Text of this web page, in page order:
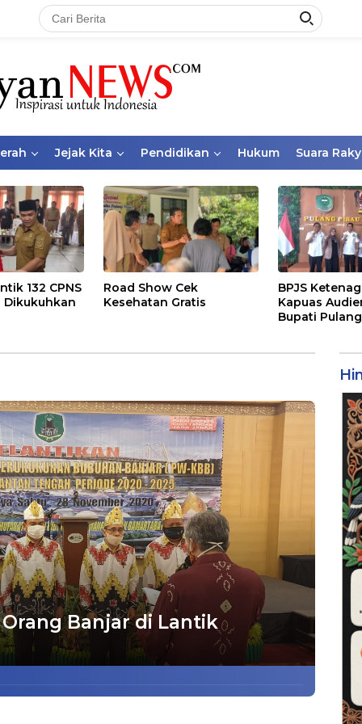
Jejak Kita Pendidikan Hukum Suara
132 CPNS
Dikukuhkan
Road Show Cek
Kesehatan Gratis
BPJS
Kapuas
Bupati
Banjar di Lantik